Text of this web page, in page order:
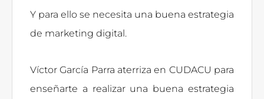
Y para ello se necesita una buena estrategia
de marketing digital.
Víctor García Parra aterriza en CUDACU para
enseñarte a realizar una buena estrategia